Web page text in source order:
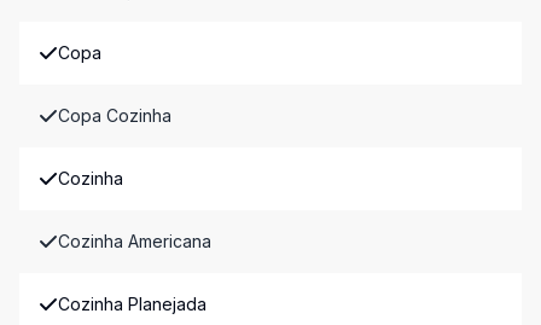
Copa
Copa Cozinha
Cozinha
Cozinha Americana
Cozinha Planejada